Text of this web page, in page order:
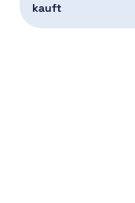
kauft